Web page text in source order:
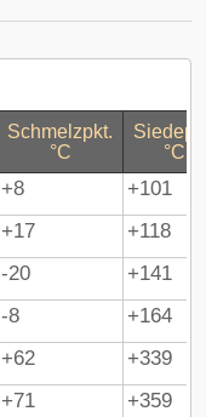
Schmelzpkt.
°C
°C
+8
+101
+17
+118
-20
+141
-8
+164
+62
+339
+71 +359